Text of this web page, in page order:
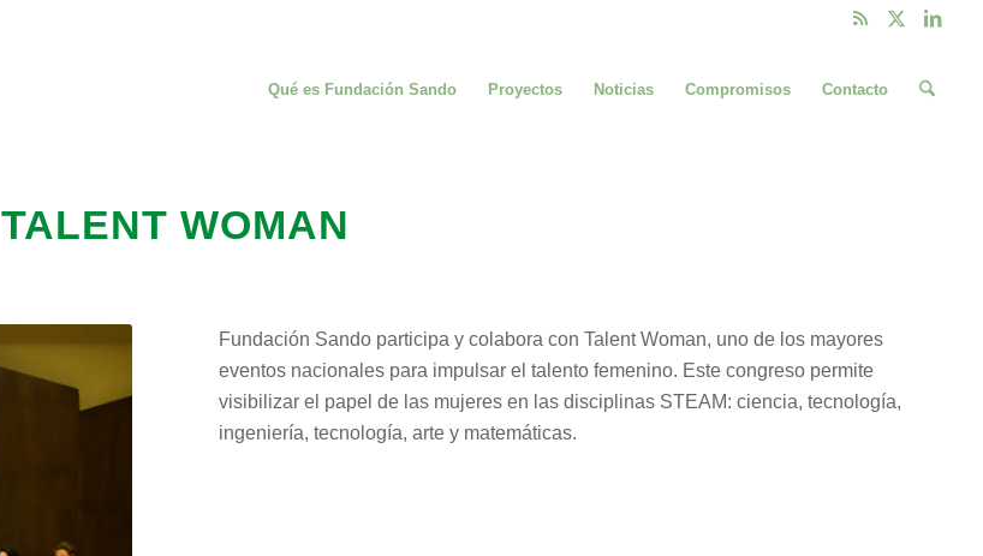
Qué es Fundación Sando Proyectos Noticias Compromisos Contacto
TALENT WOMAN
Fundación Sando participa y colabora con Talent Woman, uno de los mayores
eventos nacionales para impulsar el talento femenino. Este congreso permite
visibilizar el papel de las mujeres en las disciplinas STEAM: ciencia, tecnología,
ingeniería, tecnología, arte y matemáticas.